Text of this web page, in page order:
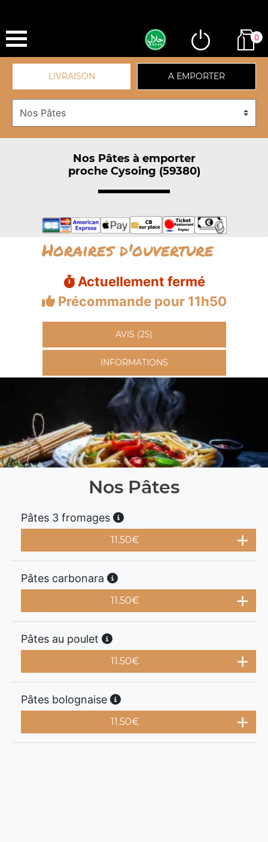
0
LIVRAISON A EMPORTER
Nos Pâtes à emporter
proche Cysoing (59380)
Horaires d'ouverture
Actuellement fermé
Précommande pour 11h50
AVIS (25)
INFORMATIONS
Nos Pâtes
Pâtes 3 fromages
11.50€
Pâtes carbonara
11.50€
Pâtes au poulet
11.50€
Pâtes bolognaise
11.50€